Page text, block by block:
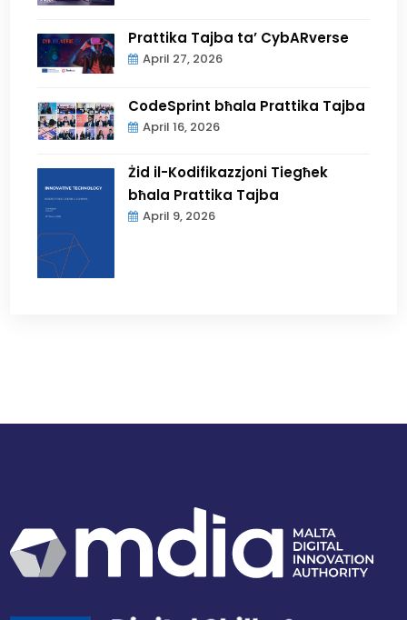
Prattika Tajba ta’ CybARverse
April 27, 2026
CodeSprint bħala Prattika Tajba
April 16, 2026
Żid il-Kodifikazzjoni Tiegħek
bħala Prattika Tajba
April 9, 2026